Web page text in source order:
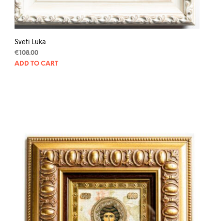
Sveti Luka
€108.00
ADD TO CART